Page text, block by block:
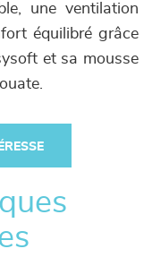
une ventilation
équilibré grâce
et sa mousse